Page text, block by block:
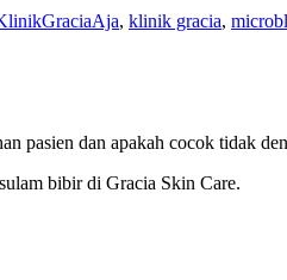
, klinik gracia,
pasien dan apakah cocok tidak
bibir di Gracia Skin Care.